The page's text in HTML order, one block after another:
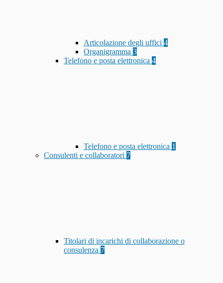
Articolazione degli uffici 4
Organigramma 3
Telefono e posta elettronica 4
Telefono e posta elettronica 1
Consulenti e collaboratori 7
Titolari di incarichi di collaborazione o
consulenza 7